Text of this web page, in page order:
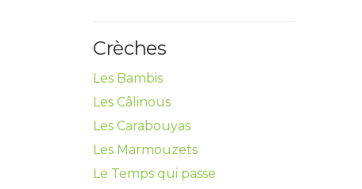
Crèches
Les Bambis
Les Câlinous
Les Carabouyas
Les Marmouzets
Le Temps qui passe